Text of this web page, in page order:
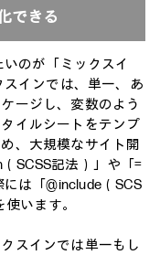
できる
のが「ミックスイ
インでは、単一、あ
ージし、変数のよう
イルシートをテンプ
、大規模なサイト開
SCSS記法）」や「=
は「@include（SCS
います。
スインでは単一もし